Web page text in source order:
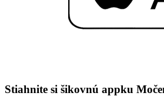
Stiahnite si šikovnú appku